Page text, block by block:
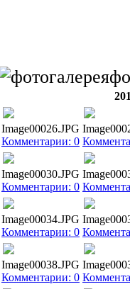
Image00026.JPG
Комментарии: 0
Image00030.JPG
Комментарии: 0
Image00034.JPG
Комментарии: 0
Image00038.JPG
Комментарии: 0